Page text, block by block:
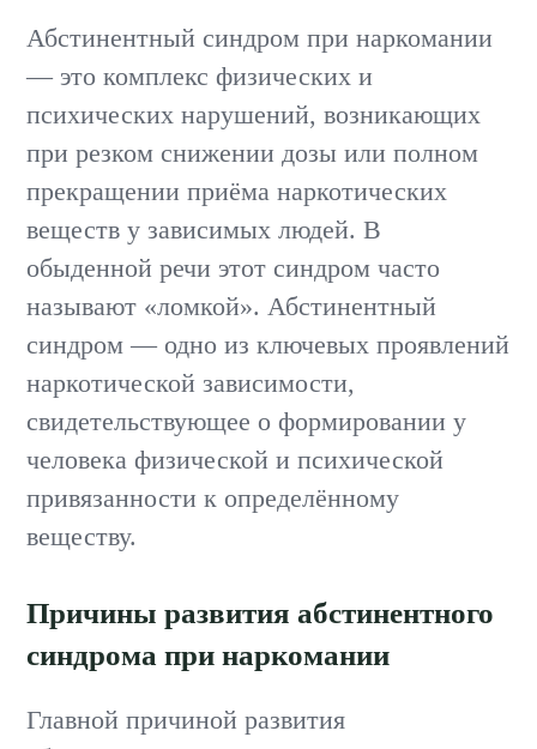
Абстинентный синдром при наркомании
— это комплекс физических и
психических нарушений, возникающих
при резком снижении дозы или полном
прекращении приёма наркотических
веществ у зависимых людей. В
обыденной речи этот синдром часто
называют «ломкой». Абстинентный
синдром — одно из ключевых проявлений
наркотической зависимости,
свидетельствующее о формировании у
человека физической и психической
привязанности к определённому
веществу.
Причины развития абстинентного
синдрома при наркомании
Главной причиной развития